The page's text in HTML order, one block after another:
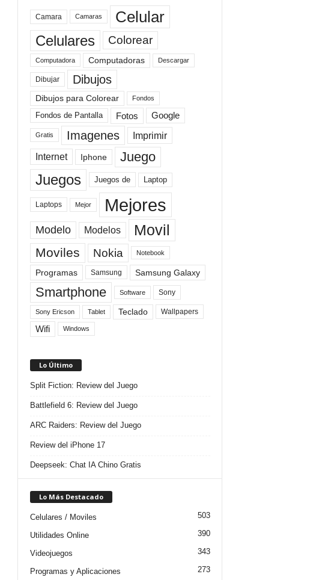
Camara Camaras Celular
Celulares Colorear
Computadora Computadoras Descargar
Dibujar Dibujos
Dibujos para Colorear Fondos
Fondos de Pantalla Fotos Google
Gratis Imagenes Imprimir
Internet Iphone Juego
Juegos Juegos de Laptop
Laptops Mejor Mejores
Modelo Modelos Movil
Moviles Nokia Notebook
Programas Samsung Samsung Galaxy
Smartphone Software Sony
Sony Ericson Tablet Teclado Wallpapers
Wifi Windows
Lo Último
Split Fiction: Review del Juego
Battlefield 6: Review del Juego
ARC Raiders: Review del Juego
Review del iPhone 17
Deepseek: Chat IA Chino Gratis
Lo Más Destacado
Celulares / Moviles 503
Utilidades Online 390
Videojuegos 343
Programas y Aplicaciones 273